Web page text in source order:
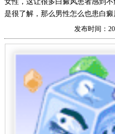
女性，这让很多白癜风患者感到
是很了解，那么男性怎么也患白癜
发布时间：